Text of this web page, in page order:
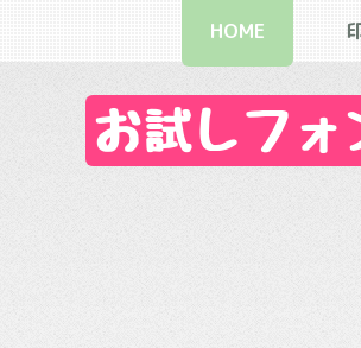
お試しフォ
HOME